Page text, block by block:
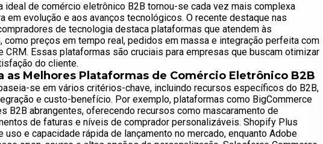
ideal de comércio eletrônico B2B tornou-se cada vez mais complexa
em evolução e aos avanços tecnológicos. O recente destaque nas
de tecnologia destaca plataformas que atendem às
como preços em tempo real, pedidos em massa e integração perfeita com
Essas plataformas são cruciais para empresas que buscam otimizar
do cliente.
as Melhores Plataformas de Comércio Eletrônico B2B
se em vários critérios-chave, incluindo recursos específicos do B2B,
e custo-benefício. Por exemplo, plataformas como BigCommerce
B2B abrangentes, oferecendo recursos como mascaramento de
de faturas e níveis de comprador personalizáveis. Shopify Plus
e capacidade rápida de lançamento no mercado, enquanto Adobe